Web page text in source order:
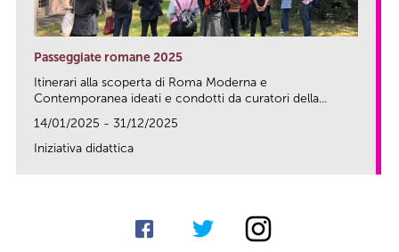
Passeggiate romane 2025
Itinerari alla scoperta di Roma Moderna e
Contemporanea ideati e condotti da curatori della...
14/01/2025 - 31/12/2025
Iniziativa didattica